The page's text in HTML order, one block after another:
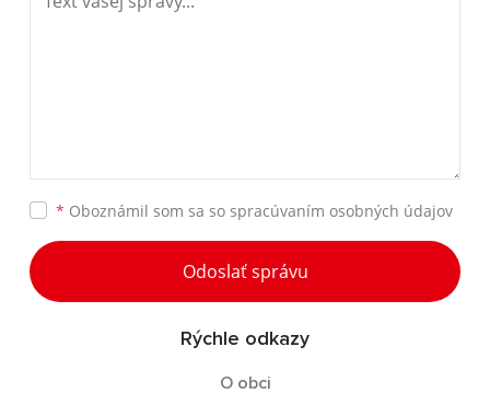
* Oboznámil som sa so spracúvaním osobných údajov
Odoslať správu
Rýchle odkazy
O obci